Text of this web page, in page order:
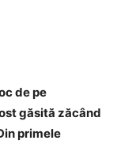
de pe
găsită zăcând
primele